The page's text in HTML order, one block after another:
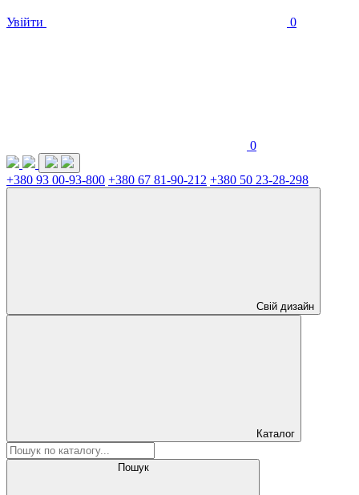
Увійти 0
0
+380 93 00-93-800 +380 67 81-90-212 +380 50 23-28-298
Свій дизайн
Каталог
Пошук